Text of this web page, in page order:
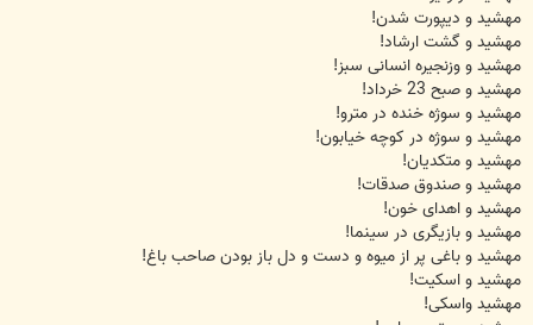
مهشید و دیپورت شدن!
مهشید و گشت ارشاد!
مهشید و وزنجیره انسانی سبز!
مهشید و صبح 23 خرداد!
مهشید و سوژه خنده در مترو!
مهشید و سوژه در کوچه خیابون!
مهشید و متکدیان!
مهشید و صندوق صدقات!
مهشید و اهدای خون!
مهشید و بازیگری در سینما!
مهشید و باغی پر از میوه و دست و دل باز بودن صاحب باغ!
مهشید و اسکیت!
مهشید واسکی!